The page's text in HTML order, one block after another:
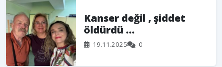
Kanser değil , şiddet
öldürdü …
19.11.2025 0